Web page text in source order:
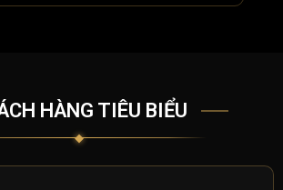
HÀNG TIÊU BIỂU